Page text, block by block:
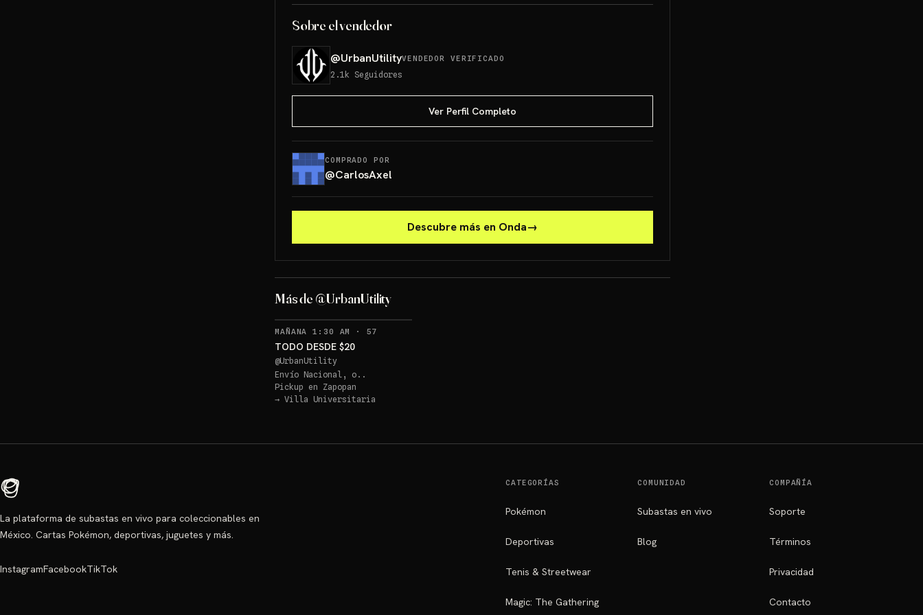
Sobre el vendedor
@UrbanUtilityVENDEDOR VERIFICADO
2.1k Seguidores
Ver Perfil Completo
COMPRADO POR
@CarlosAxel
Descubre más en Onda→
Más de @UrbanUtility
MAÑANA 1:30 AM · 57
TODO DESDE $20
@UrbanUtility
Envío Nacional, o..
Pickup en Zapopan
→ Villa Universitaria
La plataforma de subastas en vivo para coleccionables en
México. Cartas Pokémon, deportivas, juguetes y más.
InstagramFacebookTikTok
CATEGORÍAS
Pokémon
Deportivas
Tenis & Streetwear
Magic: The Gathering
COMUNIDAD
Subastas en vivo
Blog
COMPAÑÍA
Soporte
Términos
Privacidad
Contacto